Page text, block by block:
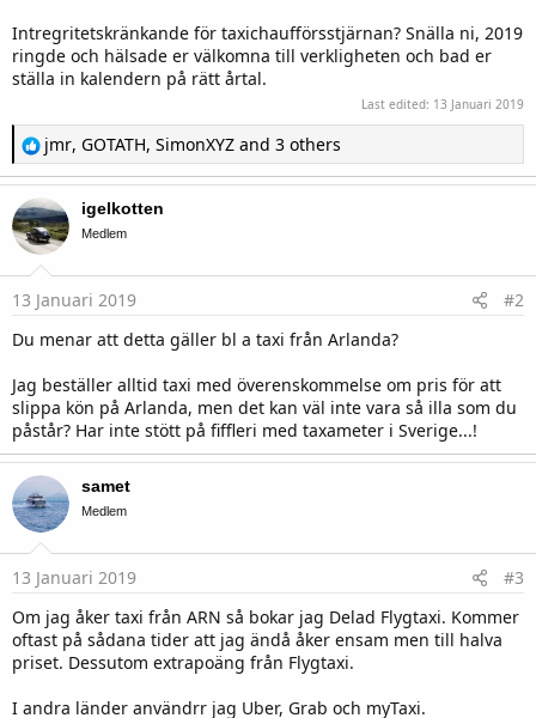
Intregritetskränkande för taxichaufförsstjärnan? Snälla ni, 2019
ringde och hälsade er välkomna till verkligheten och bad er
ställa in kalendern på rätt årtal.
Last edited: 13 Januari 2019
R
e
a
t
i
o
:
jmr, GOTATH, SimonXYZ and 3 others
igelkotten
Medlem
13 Januari 2019
#2
Du menar att detta gäller bl a taxi från Arlanda?
Jag beställer alltid taxi med överenskommelse om pris för att
slippa kön på Arlanda, men det kan väl inte vara så illa som du
påstår? Har inte stött på fiffleri med taxameter i Sverige...!
samet
Medlem
13 Januari 2019
#3
Om jag åker taxi från ARN så bokar jag Delad Flygtaxi. Kommer
oftast på sådana tider att jag ändå åker ensam men till halva
priset. Dessutom extrapoäng från Flygtaxi.
I andra länder användrr jag Uber, Grab och myTaxi.